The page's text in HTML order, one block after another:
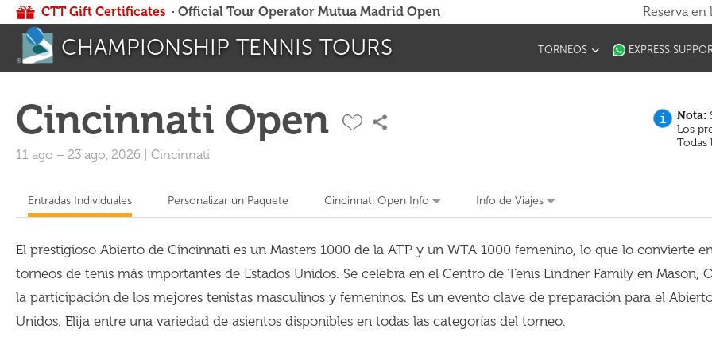
CTT Gift Certificates · Official Tour Operator Mutua Madrid Open Reserva
CHAMPIONSHIP TENNIS TOURS TORNEOS EXPRESS
Cincinnati Open
11 ago – 23 ago, 2026 Cincinnati
Entradas Individuales Personalizar un Paquete Cincinnati Open Info Info de Viajes
i Nota:
Los
Todas
El prestigioso Abierto de Cincinnati es un Masters 1000 de la ATP y un WTA 1000 femenino, lo que lo convierte
torneos de tenis más importantes de Estados Unidos. Se celebra en el Centro de Tenis Lindner Family en Mason,
la participación de los mejores tenistas masculinos y femeninos. Es un evento clave de preparación para el
Unidos. Elija entre una variedad de asientos disponibles en todas las categorías del torneo.